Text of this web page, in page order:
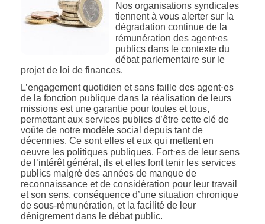
Nos organisations syndicales
tiennent à vous alerter sur la
dégradation continue de la
rémunération des agent⋅es
publics dans le contexte du
débat parlementaire sur le
projet de loi de finances.
L’engagement quotidien et sans faille des agent⋅es
de la fonction publique dans la réalisation de leurs
missions est une garantie pour toutes et tous,
permettant aux services publics d’être cette clé de
voûte de notre modèle social depuis tant de
décennies. Ce sont elles et eux qui mettent en
oeuvre les politiques publiques. Fort⋅es de leur sens
de l’intérêt général, ils et elles font tenir les services
publics malgré des années de manque de
reconnaissance et de considération pour leur travail
et son sens, conséquence d’une situation chronique
de sous-rémunération, et la facilité de leur
dénigrement dans le débat public.